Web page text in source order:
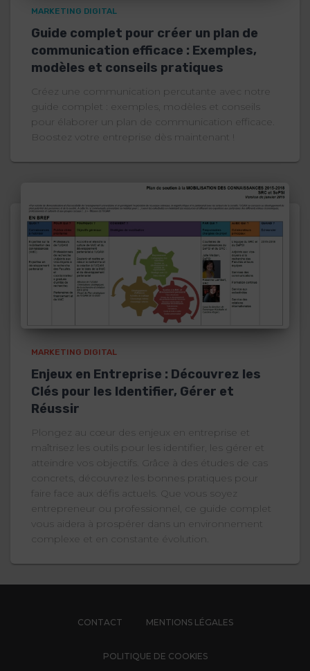
MARKETING DIGITAL
Guide complet pour créer un plan de
communication efficace : Exemples,
modèles et conseils pratiques
Créez une communication percutante avec notre
guide complet : exemples, modèles et conseils
pour élaborer un plan de communication efficace.
Boostez votre entreprise dès maintenant !
MARKETING DIGITAL
Enjeux en Entreprise : Découvrez les
Clés pour les Identifier, Gérer et
Réussir
Plongez au cœur des enjeux en entreprise et
maîtrisez les outils pour les identifier, les gérer et
atteindre vos objectifs. Grâce à des études de cas
concrets, découvrez les bonnes pratiques pour
faire face aux défis actuels. Que vous soyez
entrepreneur ou professionnel, ce guide complet
vous aidera à prospérer dans un environnement
complexe et en constante évolution.
CONTACT MENTIONS LÉGALES
POLITIQUE DE COOKIES